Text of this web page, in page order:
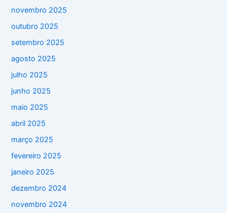
novembro 2025
outubro 2025
setembro 2025
agosto 2025
julho 2025
junho 2025
maio 2025
abril 2025
março 2025
fevereiro 2025
janeiro 2025
dezembro 2024
novembro 2024